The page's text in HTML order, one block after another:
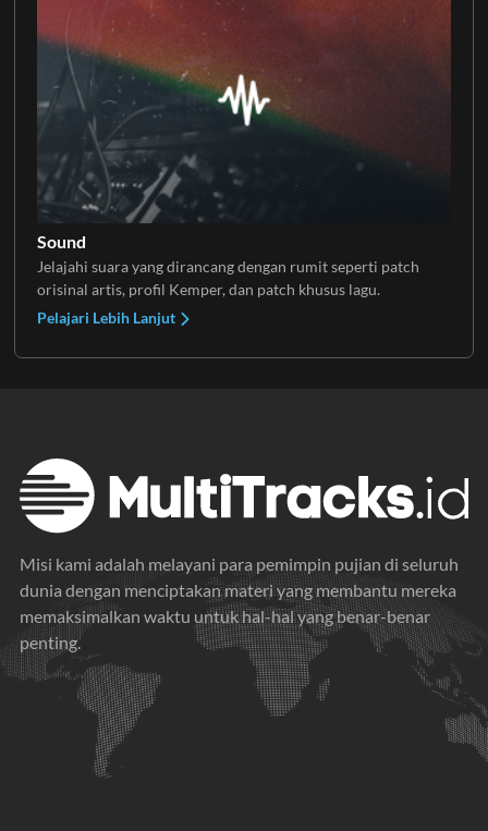
Sound
Jelajahi suara yang dirancang dengan rumit seperti patch
orisinal artis, profil Kemper, dan patch khusus lagu.
Pelajari Lebih Lanjut
Misi kami adalah melayani para pemimpin pujian di seluruh
dunia dengan menciptakan materi yang membantu mereka
memaksimalkan waktu untuk hal-hal yang benar-benar
penting.